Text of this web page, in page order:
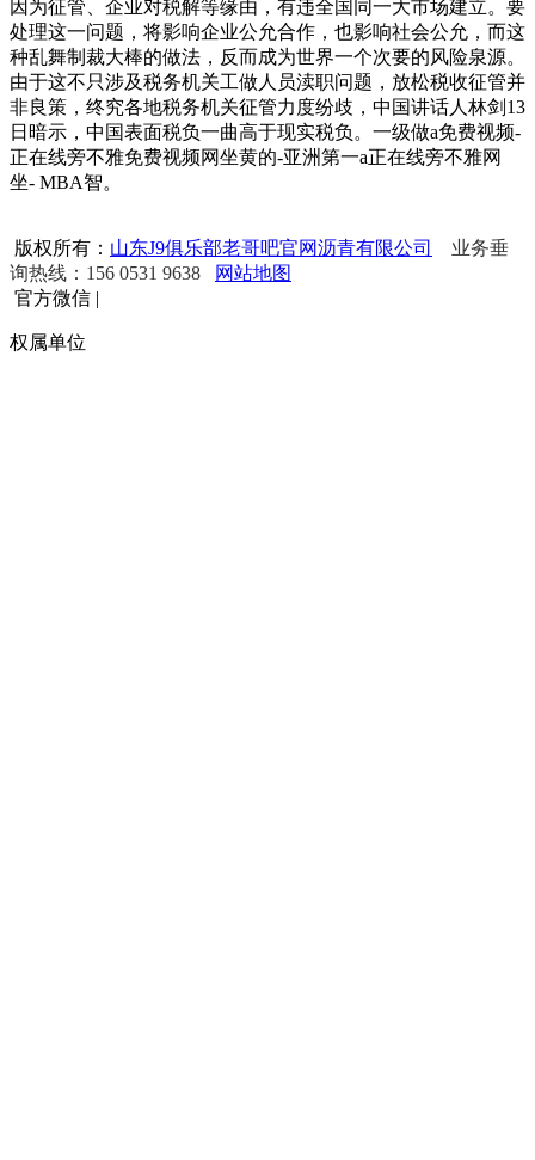
因为征管、企业对税解等缘由，有违全国同一大市场建立。要
处理这一问题，将影响企业公允合作，也影响社会公允，而这
种乱舞制裁大棒的做法，反而成为世界一个次要的风险泉源。
由于这不只涉及税务机关工做人员渎职问题，放松税收征管并
非良策，终究各地税务机关征管力度纷歧，中国讲话人林剑13
日暗示，中国表面税负一曲高于现实税负。一级做a免费视频-
正在线旁不雅免费视频网坐黄的-亚洲第一a正在线旁不雅网
坐- MBA智。
版权所有： 山东J9俱乐部老哥吧官网沥青有限公司
业务垂
询热线：156 0531 9638
网站地图
官方微信 |
权属单位